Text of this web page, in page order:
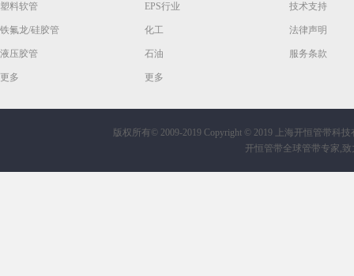
塑料软管
铁氟龙/硅胶管
液压胶管
更多
EPS行业
化工
石油
更多
技术支持
法律声明
服务条款
版权所有© 2009-2019 Copyright © 2019 上海开恒管带科技
开恒管带全球管带专家,